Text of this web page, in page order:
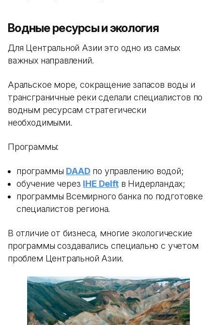
Водные ресурсы и экология
Для Центральной Азии это одно из самых
важных направлений.
Аральское море, сокращение запасов воды и
трансграничные реки сделали специалистов по
водным ресурсам стратегически
необходимыми.
Программы:
программы DAAD по управлению водой;
обучение через IHE Delftв Нидерландах;
программы Всемирного банка по подготовке
специалистов региона.
В отличие от бизнеса, многие экологические
программы создавались специально с учетом
проблем Центральной Азии.